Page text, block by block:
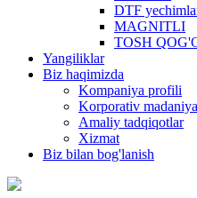
DTF
MAGNITLI
TOSH
Yangiliklar
Biz haqimizda
Kompaniya profili
Korporativ
Amaliy tadqiqotlar
Xizmat
Biz bilan bog'lanish